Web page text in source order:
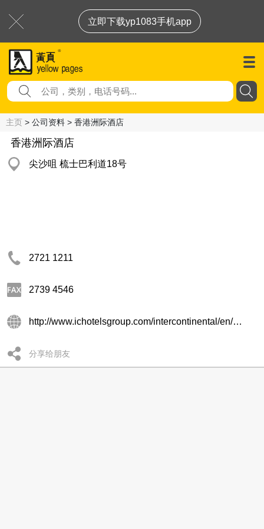
立即下载yp1083手机app
主页 > 公司资料 > 香港洲际酒店
香港洲际酒店
尖沙咀 梳士巴利道18号
2721 1211
2739 4546
http://www.ichotelsgroup.com/intercontinental/en/gb/locations/overview/hongkong
分享给朋友